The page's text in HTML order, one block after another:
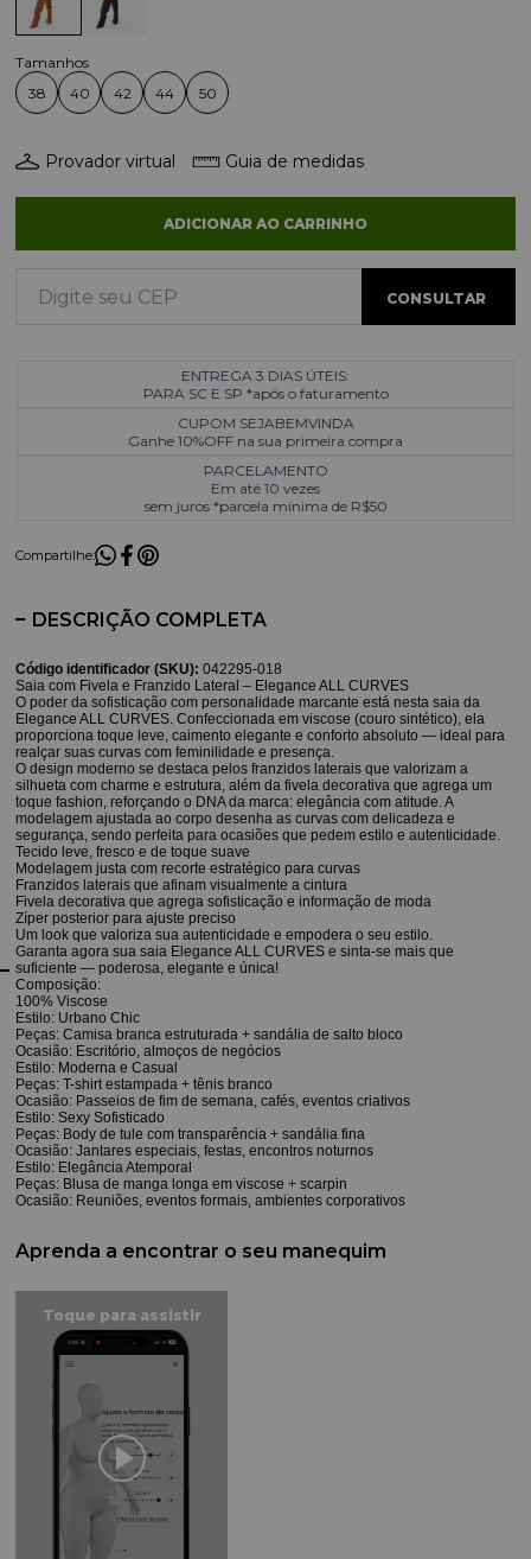
38 40 42 44 50
Provador virtual Guia de medidas
ADICIONAR AO CARRINHO
ENTREGA 3 DIAS ÚTEIS:
PARA SC E SP *após o faturamento
CUPOM SEJABEMVINDA
Ganhe 10%OFF na sua primeira compra
PARCELAMENTO
Em até 10 vezes
sem juros *parcela mínima de R$50
Compartilhe:
DESCRIÇÃO COMPLETA
Código identificador (SKU): 042295-018
Saia com Fivela e Franzido Lateral – Elegance ALL CURVES
O poder da sofisticação com personalidade marcante está nesta saia da
Elegance ALL CURVES. Confeccionada em viscose (couro sintético), ela
proporciona toque leve, caimento elegante e conforto absoluto — ideal para
realçar suas curvas com feminilidade e presença.
O design moderno se destaca pelos franzidos laterais que valorizam a
silhueta com charme e estrutura, além da fivela decorativa que agrega um
toque fashion, reforçando o DNA da marca: elegância com atitude. A
modelagem ajustada ao corpo desenha as curvas com delicadeza e
segurança, sendo perfeita para ocasiões que pedem estilo e autenticidade.
Tecido leve, fresco e de toque suave
Modelagem justa com recorte estratégico para curvas
Franzidos laterais que afinam visualmente a cintura
Fivela decorativa que agrega sofisticação e informação de moda
Zíper posterior para ajuste preciso
Um look que valoriza sua autenticidade e empodera o seu estilo.
Garanta agora sua saia Elegance ALL CURVES e sinta-se mais que
suficiente — poderosa, elegante e única!
Composição:
100% Viscose
Estilo: Urbano Chic
Peças: Camisa branca estruturada + sandália de salto bloco
Ocasião: Escritório, almoços de negócios
Estilo: Moderna e Casual
Peças: T-shirt estampada + tênis branco
Ocasião: Passeios de fim de semana, cafés, eventos criativos
Estilo: Sexy Sofisticado
Peças: Body de tule com transparência + sandália fina
Ocasião: Jantares especiais, festas, encontros noturnos
Estilo: Elegância Atemporal
Peças: Blusa de manga longa em viscose + scarpin
Ocasião: Reuniões, eventos formais, ambientes corporativos
Aprenda a encontrar o seu manequim